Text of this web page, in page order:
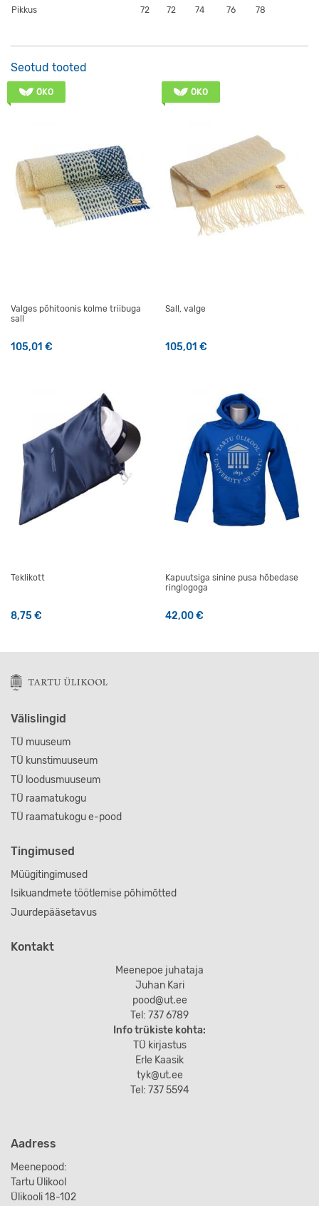
Pikkus
72 72 74 76 78
Seotud tooted
ÖKO
Valges põhitoonis kolme triibuga
sall
105,01 €
ÖKO
Sall, valge
105,01€
Teklikott
8,75€
Kapuutsiga sinine pusa hõbedase
ringlogoga
42,00€
Välislingid
TÜ muuseum
TÜ kunstimuuseum
TÜ loodusmuuseum
TÜ raamatukogu
TÜ raamatukogu e-pood
Tingimused
Müügitingimused
Isikuandmete töötlemise põhimõtted
Juurdepääsetavus
Kontakt
Meenepoe juhataja
Juhan Kari
pood@ut.ee
Tel: 737 6789
Info trükiste kohta:
TÜ kirjastus
Erle Kaasik
tyk@ut.ee
Tel: 737 5594
Aadress
Meenepood:
Tartu Ülikool
Ülikooli 18-102